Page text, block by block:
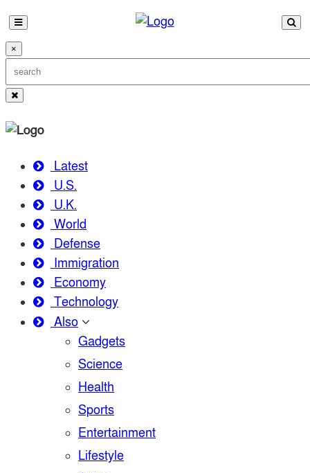
×
Latest
U.S.
U.K.
World
Defense
Immigration
Economy
Technology
Also
Gadgets
Science
Health
Sports
Entertainment
Lifestyle